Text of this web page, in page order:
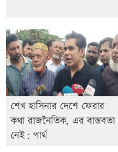
শেখ হাসিনার দেশে ফেরার
কথা রাজনৈতিক, এর বাস্তবতা
নেই: পার্থ